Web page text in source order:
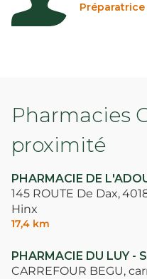
Pharmacies
proximité
PHARMACIE DE
145 ROUTE De Dax,
Hinx
17,4 km
PHARMACIE DU LUY -
CARREFOUR BEGU,